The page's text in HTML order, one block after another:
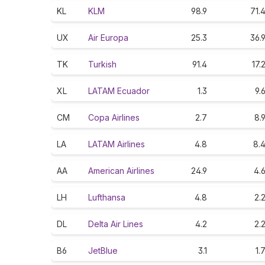
KL KLM 98.9 71.4
UX Air Europa 25.3 36.9
TK Turkish 91.4 17.2
XL LATAM Ecuador 1.3 9.6
CM Copa Airlines 2.7 8.9
LA LATAM Airlines 4.8 8.4
AA American Airlines 24.9 4.6
LH Lufthansa 4.8 2.2
DL Delta Air Lines 4.2 2.2
B6 JetBlue 3.1 1.7